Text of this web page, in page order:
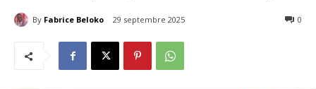
By Fabrice Beloko 29 septembre 2025 0